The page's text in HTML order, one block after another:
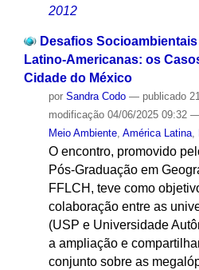
2012
Desafios
Latino-Americanas: os
Cidade do México
por Sandra Codo — publicado
modificação04/06/2025 09:32 —
Meio Ambiente, América Latina,
O encontro, promovido
Pós-Graduação em
FFLCH, teve como
colaboração entre as
(USP e Universidade
a ampliação e
conjunto sobre as